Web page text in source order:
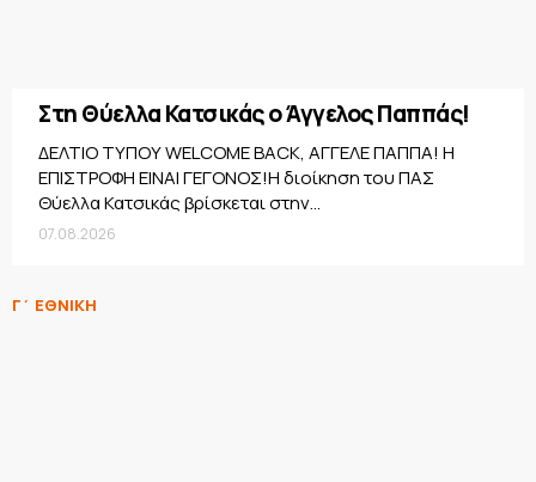
Στη Θύελλα Κατσικάς ο Άγγελος Παππάς!
ΔΕΛΤΙΟ ΤΥΠΟΥ WELCOME BACK, ΑΓΓΕΛΕ ΠΑΠΠΑ! Η
ΕΠΙΣΤΡΟΦΗ ΕΙΝΑΙ ΓΕΓΟΝΟΣ!Η διοίκηση του ΠΑΣ
Θύελλα Κατσικάς βρίσκεται στην...
07.08.2026
Γ΄ ΕΘΝΙΚΗ